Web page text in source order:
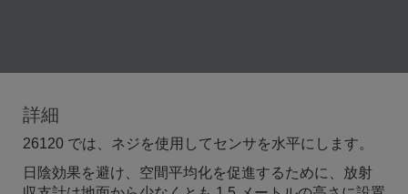
詳細
26120 では、ネジを使用してセンサを水平にします。
日陰効果を避け、空間平均化を促進するために、放射